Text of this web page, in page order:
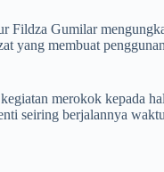
Gumilar
yang membuat
merokok kepada
seiring berjalannya